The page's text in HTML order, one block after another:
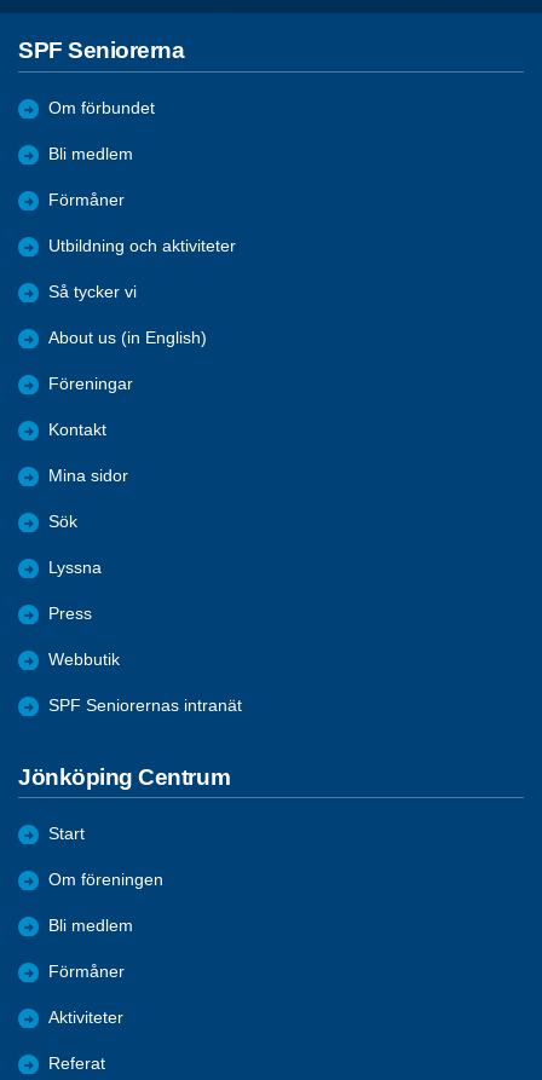
SPF Seniorerna
Om förbundet
Bli medlem
Förmåner
Utbildning och aktiviteter
Så tycker vi
About us (in English)
Föreningar
Kontakt
Mina sidor
Sök
Lyssna
Press
Webbutik
SPF Seniorernas intranät
Jönköping Centrum
Start
Om föreningen
Bli medlem
Förmåner
Aktiviteter
Referat